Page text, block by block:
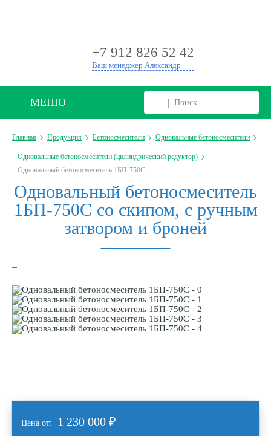
+7 912 826 52 42
Ваш менеджер Александр
МЕНЮ
Главная Продукция Бетоносмесители Одновальные бетоносмесители
Одновальные бетоносмесители (цилиндрический редуктор)
Одновальный бетоносмеситель 1БП-750С
Одновальный бетоносмеситель
1БП-750С со скипом, с ручным
затвором и броней
Цена от: 1 230 000 ₽